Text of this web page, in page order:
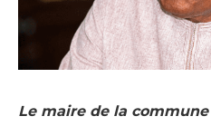
Le maire de la